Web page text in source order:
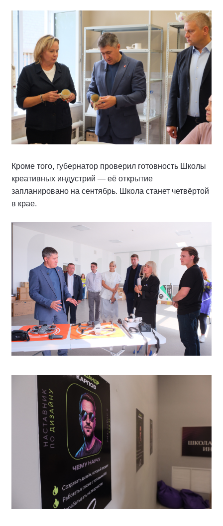
Кроме того, губернатор проверил готовность Школы
креативных индустрий — её открытие
запланировано на сентябрь. Школа станет четвёртой
в крае.